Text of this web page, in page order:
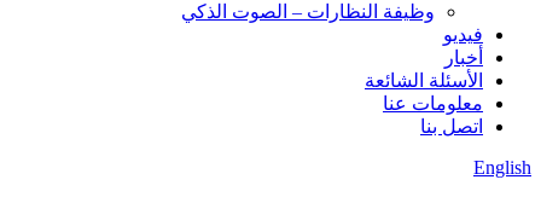
وظيفة النظارات – الصوت الذكي
فيديو
أخبار
الأسئلة الشائعة
معلومات عنا
اتصل بنا
English